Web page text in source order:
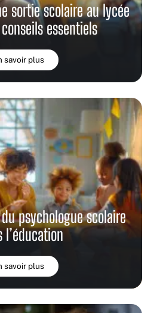
sortie scolaire au lycée
essentiels
savoir plus
psychologue scolaire
l’éducation
savoir plus